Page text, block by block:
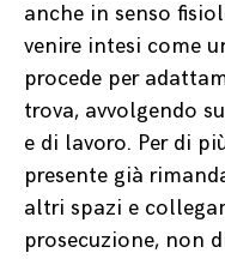
anche in senso
venire intesi come
procede per
trova, avvolgendo
e di lavoro. Per di
presente già
altri spazi e
prosecuzione, non